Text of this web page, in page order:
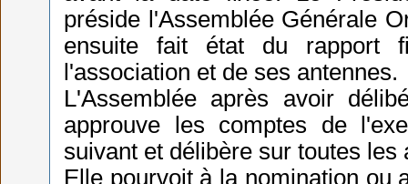
préside l'Assemblée Générale
ensuite fait état du rapport
l'association et de ses antennes.
L'Assemblée après avoir
approuve les comptes de
suivant et délibère sur toutes
Elle pourvoit à la nomination ou